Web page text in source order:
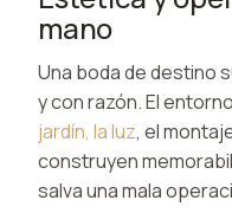
mano
Una boda de destino
y con razón. El
jardín, la luz, el
construyen
salva una mala